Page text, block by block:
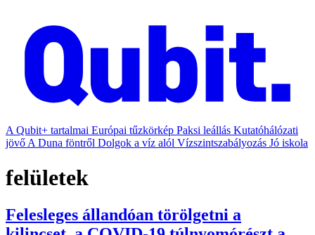
A Qubit+ tartalmai Európai tűzkörkép Paksi leállás Kutatóhálózati
jövő A Duna föntről Dolgok a víz alól Vízszintszabályozás Jó iskola
felületek
Felesleges állandóan törölgetni a